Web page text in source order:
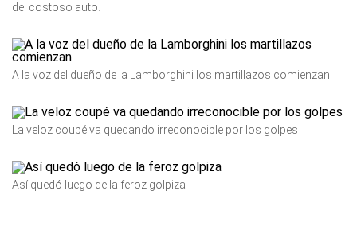
del costoso auto.
A la voz del dueño de la Lamborghini los martillazos comienzan
La veloz coupé va quedando irreconocible por los golpes
Así quedó luego de la feroz golpiza